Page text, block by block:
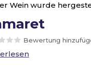
Wein wurde
Bewertung